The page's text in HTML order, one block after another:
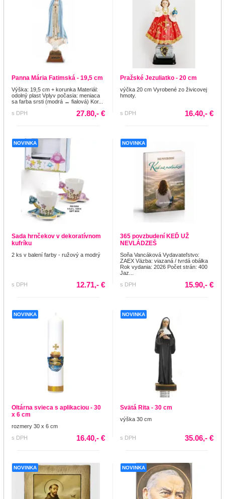
Panna Mária Fatimská - 19,5 cm
Výška: 19,5 cm + korunka Materiál:
odolný plast Vplyv počasia: meniaca
sa farba srsti (modrá ↔ fialová) Kor...
s DPH
27.80,- €
Pražské Jezuliatko - 20 cm
výčka 20 cm Vyrobené zo živicovej
hmoty.
s DPH 16.40,- €
NOVINKA
Sada hrnčekov v dekoratívnom
kufríku
2 ks v balení farby - ružový a modrý
s DPH 12.71,- €
NOVINKA
365 povzbudení KEĎ UŽ
NEVLÁDZEŠ
Soňa Vancáková Vydavateľstvo:
ZAEX Väzba: viazaná / tvrdá obálka
Rok vydania: 2026 Počet strán: 400
Jaz...
s DPH
15.90,- €
NOVINKA
Oltárna svieca s aplikaciou - 30
x 6 cm
rozmery 30 x 6 cm
s DPH
16.40,- €
NOVINKA
Svätá Rita - 30 cm
výška 30 cm
s DPH 35.06,- €
NOVINKA NOVINKA